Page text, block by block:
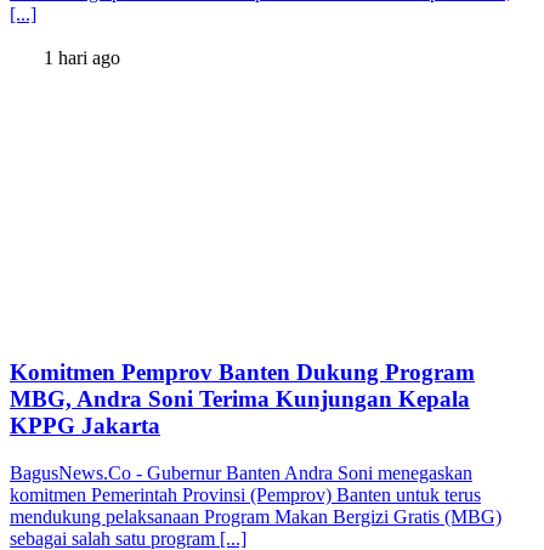
[...]
1 hari ago
Komitmen Pemprov Banten Dukung Program
MBG, Andra Soni Terima Kunjungan Kepala
KPPG Jakarta
BagusNews.Co - Gubernur Banten Andra Soni menegaskan
komitmen Pemerintah Provinsi (Pemprov) Banten untuk terus
mendukung pelaksanaan Program Makan Bergizi Gratis (MBG)
sebagai salah satu program [...]